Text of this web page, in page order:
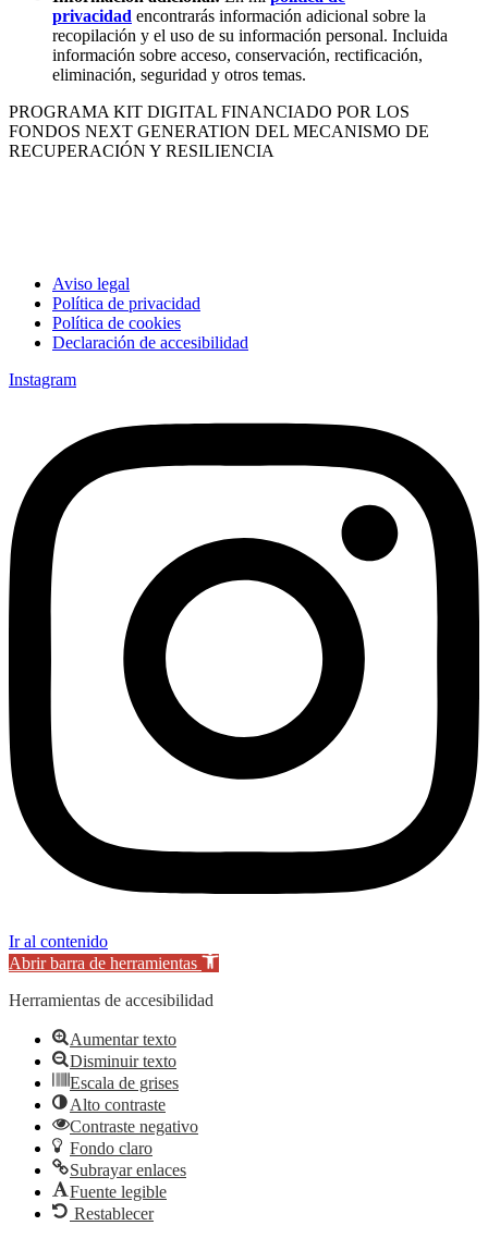
privacidad encontrarás información adicional sobre la
recopilación y el uso de su información personal. Incluida
información sobre acceso, conservación, rectificación,
eliminación, seguridad y otros temas.
PROGRAMA KIT DIGITAL FINANCIADO POR LOS
FONDOS NEXT GENERATION DEL MECANISMO DE
RECUPERACIÓN Y RESILIENCIA
Aviso legal
Política de privacidad
Política de cookies
Declaración de accesibilidad
Instagram
Ir al contenido
Abrir barra de herramientas
Herramientas de accesibilidad
Aumentar texto
Disminuir texto
Escala de grises
Alto contraste
Contraste negativo
Fondo claro
Subrayar enlaces
Fuente legible
Restablecer